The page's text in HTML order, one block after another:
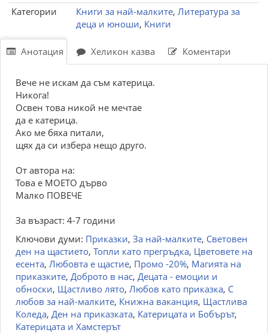
Категории
Книги за най-малките, Литература за
деца и юноши, Книги
Анотация Хеликон казва Коментари
Вече не искам да съм катерица.
Никога!
Освен това никой не мечтае
да е катерица.
Ако ме бяха питали,
щях да си избера нещо друго.
От автора на:
Това е МОЕТО дърво
Малко ПОВЕЧЕ
За възраст: 4-7 години
Ключови думи: Приказки, За най-малките, Световен
ден на щастието, Топли като прегръдка, Цветовете на
есента, Любовта е щастие, Промо -20%, Магията на
приказките, Доброто в нас, Децата - емоции и
обноски, Щастливо лято, Любов като приказка, С
любов за най-малките, Книжна ваканция, Щастлива
Коледа, Ден на приказката, Катерицата и Бобърът,
Катерицата и Хамстерът